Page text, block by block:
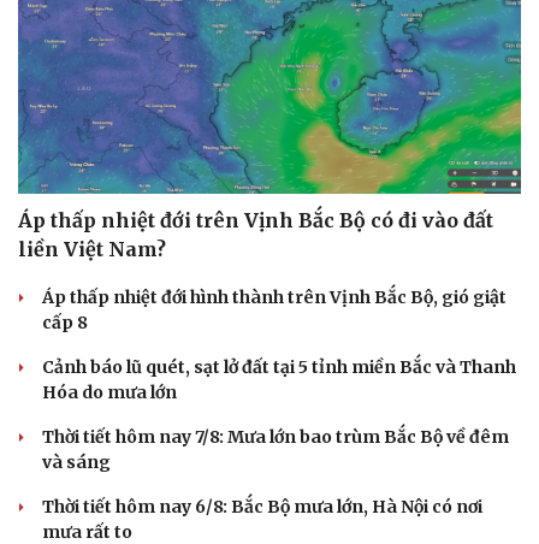
Áp thấp nhiệt đới trên Vịnh Bắc Bộ có đi vào đất
liền Việt Nam?
Áp thấp nhiệt đới hình thành trên Vịnh Bắc Bộ, gió giật
cấp 8
Cảnh báo lũ quét, sạt lở đất tại 5 tỉnh miền Bắc và Thanh
Hóa do mưa lớn
Thời tiết hôm nay 7/8: Mưa lớn bao trùm Bắc Bộ về đêm
và sáng
Thời tiết hôm nay 6/8: Bắc Bộ mưa lớn, Hà Nội có nơi
mưa rất to